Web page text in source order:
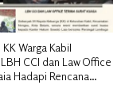
Warga Kabil
CCI dan Law Office
Hadapi Rencana